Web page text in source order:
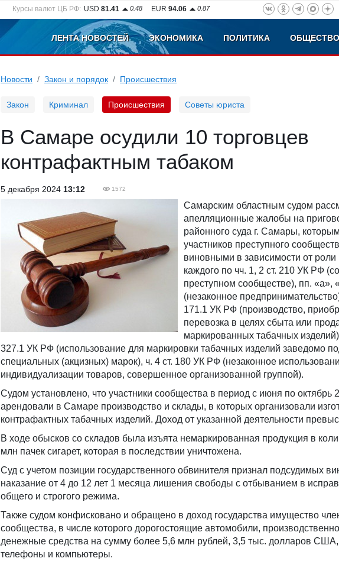
Курсы валют ЦБ РФ: USD 81.41 0.48 EUR 94.06 0.87
ЛЕНТА НОВОСТЕЙ ЭКОНОМИКА ПОЛИТИКА ОБЩЕСТВО
Новости Закон и порядок Происшествия
Закон Криминал Происшествия Советы юриста
В Самаре осудили 10 торговцев
контрафактным табаком
5 декабря 2024 13:12 1572
Самарским областным судом
апелляционные жалобы на
районного суда г. Самары,
участников преступного
виновными в зависимости от роли
каждого по чч. 1, 2 ст. 210 УК РФ
преступном сообществе), пп. «а»,
(незаконное
171.1 УК РФ (производство,
перевозка в целях сбыта или
маркированных табачных
327.1 УК РФ (использование для маркировки табачных изделий заведомо
специальных (акцизных) марок), ч. 4 ст. 180 УК РФ (незаконное
индивидуализации товаров, совершенное организованной группой).
Судом установлено, что участники сообщества в период с июня по октябрь
арендовали в Самаре производство и склады, в которых организовали
контрафактных табачных изделий. Доход от указанной деятельности
В ходе обысков со складов была изъята немаркированная продукция в
млн пачек сигарет, которая в последствии уничтожена.
Суд с учетом позиции государственного обвинителя признал подсудимых
наказание от 4 до 12 лет 1 месяца лишения свободы с отбыванием в
общего и строгого режима.
Также судом конфисковано и обращено в доход государства имущество
сообщества, в числе которого дорогостоящие автомобили,
денежные средства на сумму более 5,6 млн рублей, 3,5 тыс. долларов
телефоны и компьютеры.